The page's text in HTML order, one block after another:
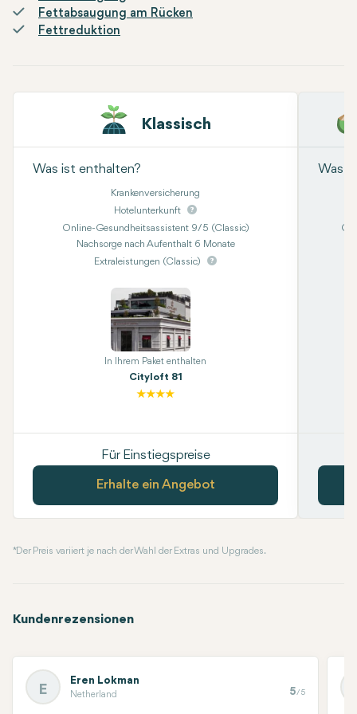
Fettabsaugung am Rücken
Fettreduktion
Klassisch
Was ist enthalten?
Krankenversicherung
Hotelunterkunft
Online-Gesundheitsassistent 9/5 (Classic)
Nachsorge nach Aufenthalt 6 Monate
Extraleistungen (Classic)
In Ihrem Paket enthalten
Cityloft 81
Für Einstiegspreise
Erhalte ein Angebot
Was
* Der Preis variiert je nach der Wahl der Extras und Upgrades.
Kundenrezensionen
E
Eren Lokman
Netherland 5/5